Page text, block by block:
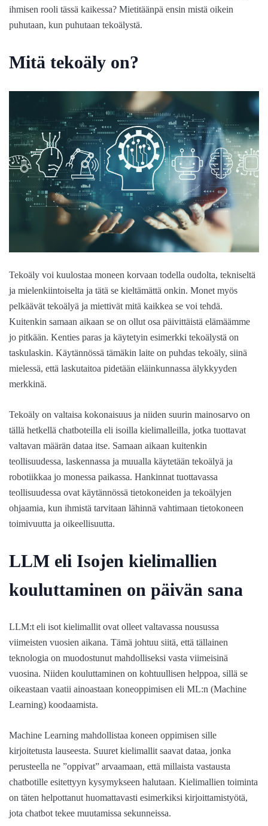
ihmisen rooli tässä kaikessa? Mietitäänpä ensin mistä oikein
puhutaan, kun puhutaan tekoälystä.
Mitä tekoäly on?
Tekoäly voi kuulostaa moneen korvaan todella oudolta, tekniseltä
ja mielenkiintoiselta ja tätä se kieltämättä onkin. Monet myös
pelkäävät tekoälyä ja miettivät mitä kaikkea se voi tehdä.
Kuitenkin samaan aikaan se on ollut osa päivittäistä elämäämme
jo pitkään. Kenties paras ja käytetyin esimerkki tekoälystä on
taskulaskin. Käytännössä tämäkin laite on puhdas tekoäly, siinä
mielessä, että laskutaitoa pidetään eläinkunnassa älykkyyden
merkkinä.
Tekoäly on valtaisa kokonaisuus ja niiden suurin mainosarvo on
tällä hetkellä chatboteilla eli isoilla kielimalleilla, jotka tuottavat
valtavan määrän dataa itse. Samaan aikaan kuitenkin
teollisuudessa, laskennassa ja muualla käytetään tekoälyä ja
robotiikkaa jo monessa paikassa. Hankinnat tuottavassa
teollisuudessa ovat käytännössä tietokoneiden ja tekoälyjen
ohjaamia, kun ihmistä tarvitaan lähinnä vahtimaan tietokoneen
toimivuutta ja oikeellisuutta.
LLM eli Isojen kielimallien
kouluttaminen on päivän sana
LLM:t eli isot kielimallit ovat olleet valtavassa nousussa
viimeisten vuosien aikana. Tämä johtuu siitä, että tällainen
teknologia on muodostunut mahdolliseksi vasta viimeisinä
vuosina. Niiden kouluttaminen on kohtuullisen helppoa, sillä se
oikeastaan vaatii ainoastaan koneoppimisen eli ML:n (Machine
Learning) koodaamista.
Machine Learning mahdollistaa koneen oppimisen sille
kirjoitetusta lauseesta. Suuret kielimallit saavat dataa, jonka
perusteella ne ”oppivat” arvaamaan, että millaista vastausta
chatbotille esitettyyn kysymykseen halutaan. Kielimallien toiminta
on täten helpottanut huomattavasti esimerkiksi kirjoittamistyötä,
jota chatbot tekee muutamissa sekunneissa.